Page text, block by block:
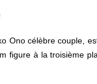
Ono célèbre couple,
figure à la troisième